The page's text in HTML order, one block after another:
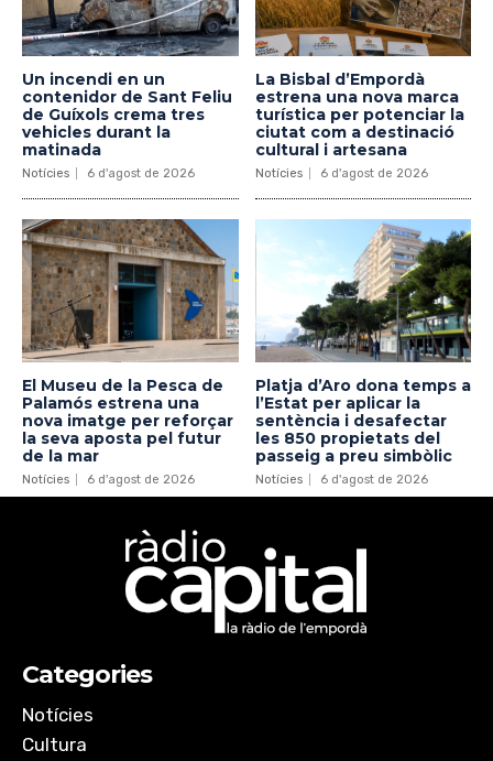
Un incendi en un
contenidor de Sant Feliu
de Guíxols crema tres
vehicles durant la
matinada
Notícies 6 d'agost de 2026
La Bisbal d’Empordà
estrena una nova marca
turística per potenciar la
ciutat com a destinació
cultural i artesana
Notícies 6 d'agost de 2026
El Museu de la Pesca de
Palamós estrena una
nova imatge per reforçar
la seva aposta pel futur
de la mar
Notícies 6 d'agost de 2026
Platja d’Aro dona temps a
l’Estat per aplicar la
sentència i desafectar
les 850 propietats del
passeig a preu simbòlic
Notícies 6 d'agost de 2026
Categories
Notícies
Cultura